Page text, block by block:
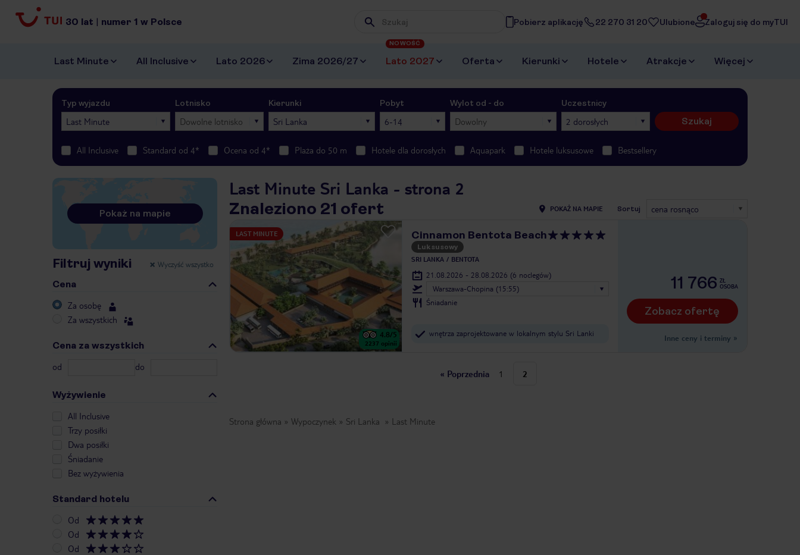
30 lat | numer 1 w Polsce Wpisz frazę, której szukasz
Pobierz aplikację 22 270 31 20 Ulubione Zaloguj się do myTUI
Last Minute All Inclusive Lato 2026 Zima 2026/27 Lato 2027
NOWOŚĆ
Oferta Kierunki Hotele Atrakcje Więcej
Typ wyjazdu
Last Minute
Lotnisko
Dowolne lotnisko
Kierunki
Sri Lanka
Pobyt
6-14
Wylot od - do
Dowolny
Uczestnicy
2 dorosłych Szukaj
All Inclusive Standard od 4* Ocena od 4* Plaża do 50 m Hotele dla dorosłych Aquapark Hotele luksusowe Bestsellery
Pokaż na mapie
Filtruj wyniki Wyczyść wszystko
Cena
Za osobę
Za wszystkich
Cena za wszystkich
od do
Wyżywienie
All Inclusive
Trzy posiłki
Dwa posiłki
Śniadanie
Bez wyżywienia
Standard hotelu
Od
Od
Od
Last Minute Sri Lanka - strona 2
Znaleziono 21 ofert POKAŻ NA MAPIE Sortuj cena rosnąco
LAST MINUTE
4.8/5
2237 opinii
Cinnamon Bentota Beach
Luksusowy
SRI LANKA BENTOTA
21.08.2026 - 28.08.2026 (6 noclegów)
Warszawa-Chopina (15:55)
Śniadanie
wnętrza zaprojektowane w lokalnym stylu Sri Lanki
11 766 ZŁ
OSOBA
Zobacz ofertę
Inne ceny i terminy »
« Poprzednia 1 2
Strona główna Wypoczynek Sri Lanka Last Minute